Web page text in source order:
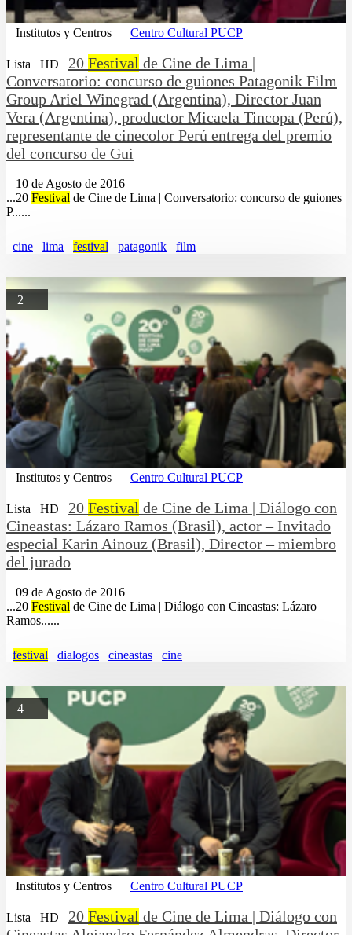
Institutos y Centros Centro Cultural PUCP
Lista HD 20 Festival de Cine de Lima |
Conversatorio: concurso de guiones Patagonik Film
Group Ariel Winegrad (Argentina), Director Juan
Vera (Argentina), productor Micaela Tincopa (Perú),
representante de cinecolor Perú entrega del premio
del concurso de Gui
10 de Agosto de 2016
...20 Festival de Cine de Lima | Conversatorio: concurso de guiones
P......
cine lima festival patagonik film
2
Institutos y Centros Centro Cultural PUCP
Lista HD 20 Festival de Cine de Lima | Diálogo con
Cineastas: Lázaro Ramos (Brasil), actor – Invitado
especial Karin Ainouz (Brasil), Director – miembro
del jurado
09 de Agosto de 2016
...20 Festival de Cine de Lima | Diálogo con Cineastas: Lázaro
Ramos......
festival dialogos cineastas cine
4
Institutos y Centros Centro Cultural PUCP
Lista HD 20 Festival de Cine de Lima | Diálogo con